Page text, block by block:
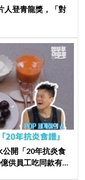
人登青龍獎，「對
開「20年抗炎食
供員工吃同款有機